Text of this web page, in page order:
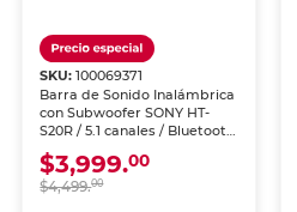
SKU:100069371
Barra de Sonido Inalámbrica
con Subwoofer SONY HT-
S20R / 5.1 canales / Bluetooth
/ HDMI / Negro
$3,999.00
$4,499.00